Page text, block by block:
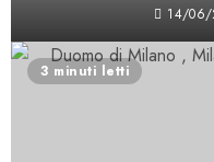
14/06/
3 minuti letti